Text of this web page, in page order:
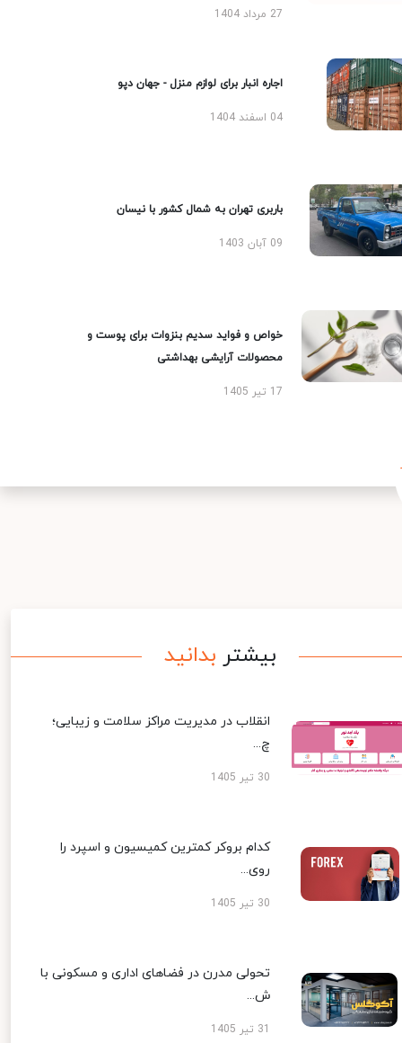
27 مرداد 1404
اجاره انبار برای لوازم منزل - جهان دپو
04 اسفند 1404
باربری تهران به شمال کشور با نیسان
09 آبان 1403
خواص و فواید سدیم بنزوات برای پوست و
محصولات آرایشی بهداشتی
17 تیر 1405
بیشتر بدانید
انقلاب در مدیریت مراکز سلامت و زیبایی؛
چ...
30 تیر 1405
کدام بروکر کمترین کمیسیون و اسپرد را
روی...
30 تیر 1405
تحولی مدرن در فضاهای اداری و مسکونی با
ش...